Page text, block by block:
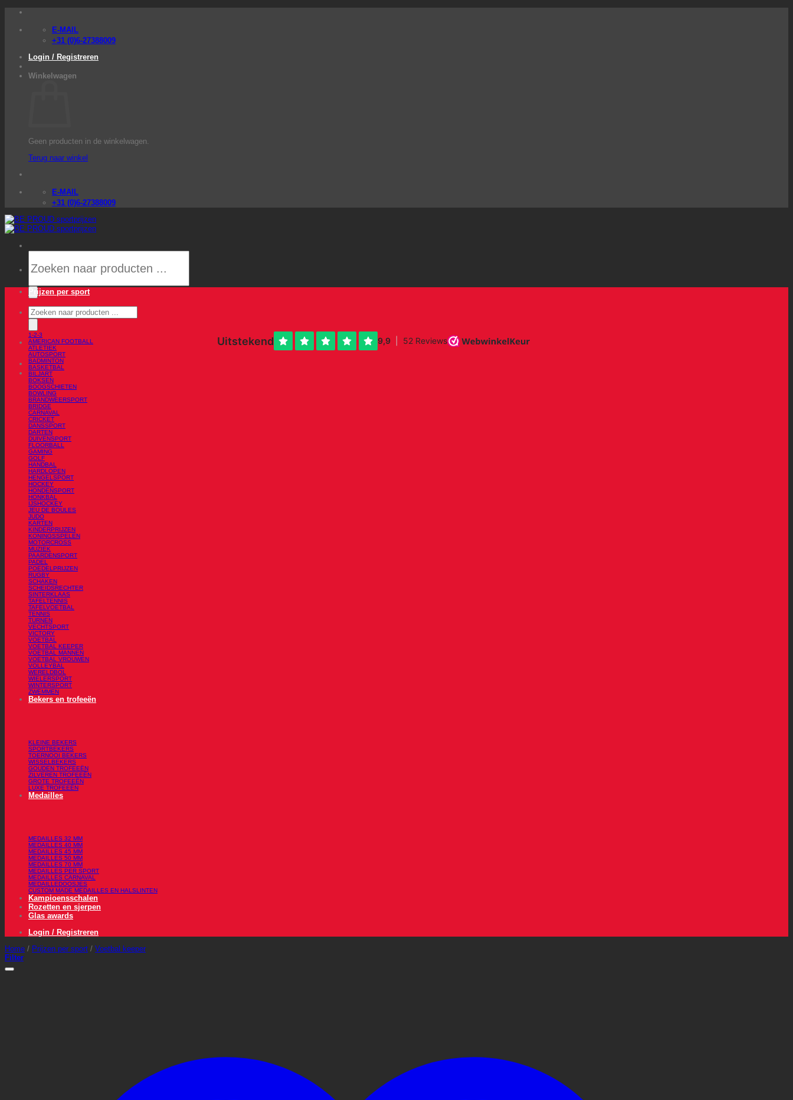
inhoud
E-MAIL
+31 (0)6-27388009
Login / Registreren
Winkelwagen
Geen producten in de winkelwagen.
Terug naar winkel
E-MAIL
+31 (0)6-27388009
zoeken
Producten
zoeken
Prijzen per sport
1-2-3
AMERICAN FOOTBALL
ATLETIEK
AUTOSPORT
BADMINTON
BASKETBAL
BILJART
BOKSEN
BOOGSCHIETEN
BOWLING
BRANDWEERSPORT
BRIDGE
CARNAVAL
CRICKET
DANSSPORT
DARTEN
DUIVENSPORT
FLOORBALL
GAMING
GOLF
HANDBAL
HARDLOPEN
HENGELSPORT
HOCKEY
HONDENSPORT
HONKBAL
IJSHOCKEY
JEU DE BOULES
JUDO
KARTEN
KINDERPRIJZEN
KONINGSSPELEN
MOTORCROSS
MUZIEK
PAARDENSPORT
PADEL
POEDELPRIJZEN
RUGBY
SCHAKEN
SCHEIDSRECHTER
SINTERKLAAS
TAFELTENNIS
TAFELVOETBAL
TENNIS
TURNEN
VECHTSPORT
VICTORY
VOETBAL
VOETBAL KEEPER
VOETBAL MANNEN
VOETBAL VROUWEN
VOLLEYBAL
WERELDBOL
WIELERSPORT
WINTERSPORT
ZWEMMEN
Bekers en trofeeën
KLEINE BEKERS
SPORTBEKERS
TOERNOOI BEKERS
WISSELBEKERS
GOUDEN TROFEEËN
ZILVEREN TROFEEËN
GROTE TROFEEËN
LUXE TROFEEËN
Medailles
MEDAILLES 32 MM
MEDAILLES 40 MM
MEDAILLES 45 MM
MEDAILLES 50 MM
MEDAILLES 70 MM
MEDAILLES PER SPORT
MEDAILLES CARNAVAL
MEDAILLEDOOSJES
CUSTOM MADE MEDAILLES EN HALSLINTEN
Kampioensschalen
Rozetten en sjerpen
Glas awards
Login / Registreren
Home / Prijzen per sport / Voetbal keeper
Filter